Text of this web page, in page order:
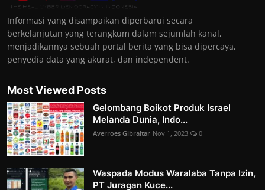
Informasi yang disampaikan diperbarui secara
berkelanjutan yang terangkum dalam sejumlah kanal,
menjadikannya sebuah portal berita yang bisa dipercaya,
penyedia data yang akurat, dan independent.
Most Viewed Posts
Gelombang Boikot Produk Israel
Melanda Dunia, Indo...
Averroes Gibraltar Nov 1, 2023 0
Waspada Modus Waralaba Tanpa Izin,
PT Juragan Kuce...